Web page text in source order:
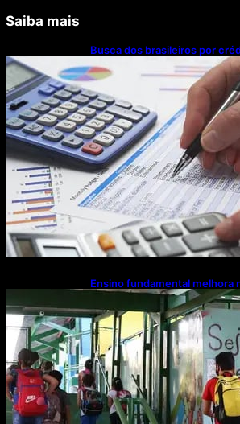
Saiba mais
Busca dos brasileiros por
Mato Grosso lidera ranking
Ensino fundamental melhora